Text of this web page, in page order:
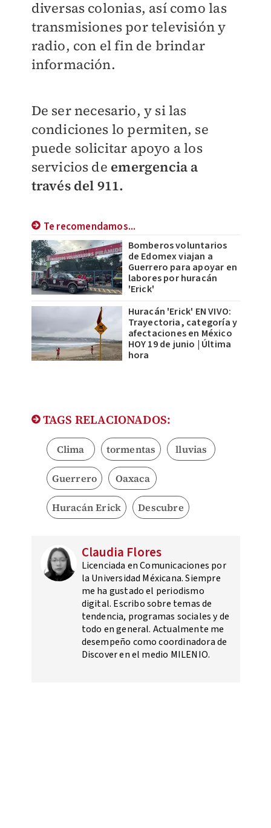
diversas colonias, así como las
transmisiones por televisión y
radio, con el fin de brindar
información.
De ser necesario, y si las
condiciones lo permiten, se
puede solicitar apoyo a los
servicios de emergencia a
través del 911.
Te recomendamos...
Bomberos voluntarios
de Edomex viajan a
Guerrero para apoyar en
labores por huracán
'Erick'
Huracán 'Erick' EN VIVO:
Trayectoria, categoría y
afectaciones en México
HOY 19 de junio | Última
hora
TAGS RELACIONADOS:
Clima tormentas lluvias
Guerrero Oaxaca
Huracán Erick Descubre
Claudia Flores
Licenciada en Comunicaciones por
la Universidad Méxicana. Siempre
me ha gustado el periodismo
digital. Escribo sobre temas de
tendencia, programas sociales y de
todo en general. Actualmente me
desempeño como coordinadora de
Discover en el medio MILENIO.